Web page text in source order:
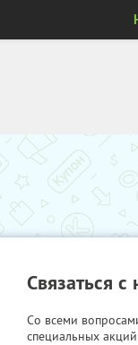
Связаться с
Со всеми
специальных